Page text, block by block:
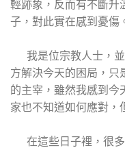
輕跡象，反而有不斷升
子，對此實在感到憂傷
我是位宗教人士，
方解決今天的困局，只
的主宰，雖然我感到今
家也不知道如何應對，
在這些日子裡，很